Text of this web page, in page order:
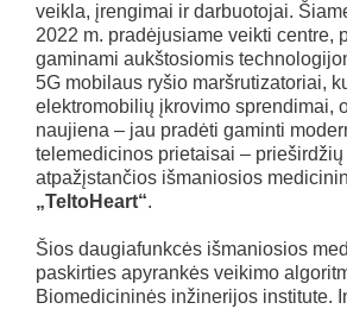
veikla, įrengimai ir darbuotojai.
2022 m. pradėjusiame veikti centre,
gaminami aukštosiomis
5G mobilaus ryšio maršrutizatoriai,
elektromobilių įkrovimo sprendimai,
naujiena – jau pradėti gaminti
telemedicinos prietaisai –
atpažįstančios išmaniosios
„TeltoHeart“.
Šios daugiafunkcės išmaniosios
paskirties apyrankės veikimo
Biomedicininės inžinerijos institute.